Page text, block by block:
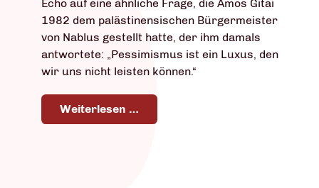
Echo auf eine ähnliche Frage, die Amos Gitai
1982 dem palästinensischen Bürgermeister
von Nablus gestellt hatte, der ihm damals
antwortete: „Pessimismus ist ein Luxus, den
wir uns nicht leisten können.“
Weiterlesen …